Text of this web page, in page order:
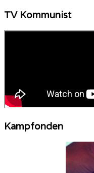
TV Kommunist
Kampfonden